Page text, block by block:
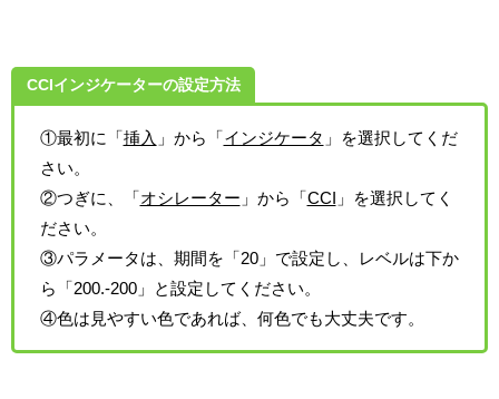
CCIインジケーターの設定方法
①最初に「挿入 」から「インジケータ 」を選択してくだ
さい。
②つぎに、「オシレーター 」から「CCI 」を選択してく
ださい。
③パラメータは、期間を「20」で設定し、レベルは下か
ら「200.-200」と設定してください。
④色は見やすい色であれば、何色でも大丈夫です。